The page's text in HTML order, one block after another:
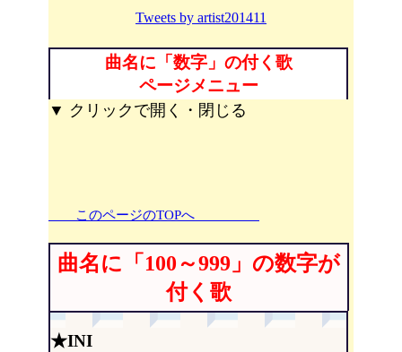
Tweets by artist201411
曲名に「数字」の付く歌
ページメニュー
▼ クリックで開く・閉じる
このページのTOPへ
曲名に「100～999」の数字が
付く歌
★INI